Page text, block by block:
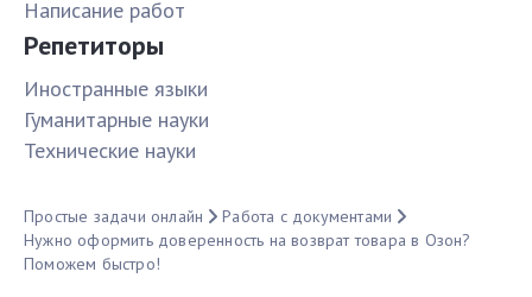
Написание работ
Репетиторы
Иностранные языки
Гуманитарные науки
Технические науки
Простые задачи онлайн
Работа с документами
Нужно оформить доверенность на возврат товара в Озон?
Поможем быстро!